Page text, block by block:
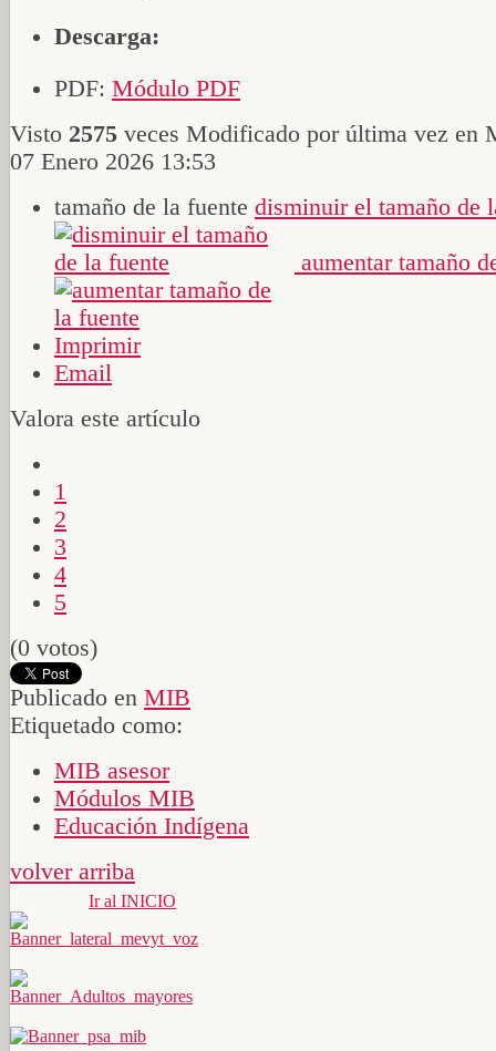
Descarga:
PDF: Módulo PDF
Visto 2575 veces Modificado por última vez en
07 Enero 2026 13:53
tamaño de la fuente disminuir el tamaño de
aumentar tamaño
Imprimir
Email
Valora este artículo
1
2
3
4
5
(0 votos)
Publicado en MIB
Etiquetado como:
MIB asesor
Módulos MIB
Educación Indígena
volver arriba
Ir al INICIO